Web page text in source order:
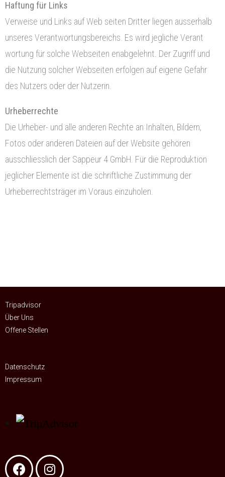
Haftung für Links
Verweise und Links auf Web seiten Dritter liegen ausserhalb
unseres Verantwortungsbereichs. Es wird jegliche Verant
wortung für solche Webseiten enabgelehnt. Der Zugriff und
die Nutzung solcher Webseiten erfolgen auf eigene Gefahr
des Nutzers oder der Nutzerin.
Urheberrechte
Die Urheber- und alle anderen Rechte an Inhalten, Bildern,
Fotos oder anderen Dateien auf der Website gehören
ausschliesslich der Sappeur 4 GmbH. Für die Reproduktion
jeglicher Elemente ist die schriftliche Zustimmung der
Urheberrechtsträger im Voraus einzuholen.
Tripadvisor
Über Uns
Offene Stellen
Datenschutz
Impressum